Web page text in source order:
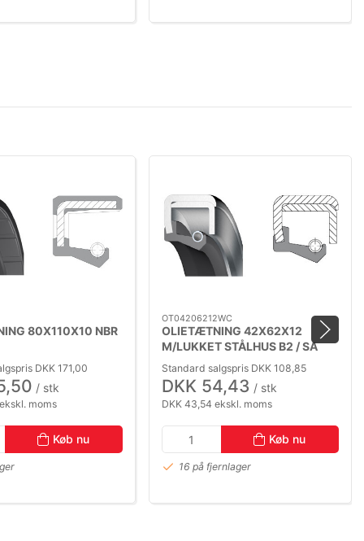
80X110X10 NBR
DKK 171,00
/ stk
moms
Køb nu
OT04206212WC
OLIETÆTNING 42X62X12
M/LUKKET STÅLHUS B2 / SA
Standard salgspris DKK 108,85
DKK 54,43 / stk
DKK 43,54 ekskl. moms
Køb nu
16 på fjernlager